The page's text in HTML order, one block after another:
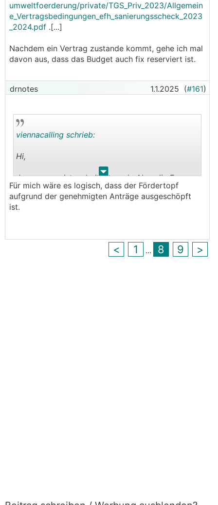
umweltfoerderung/private/TGS_Priv_2023/Allgemein
e_Vertragsbedingungen_efh_sanierungsscheck_2023
_2024.pdf .[...]
Nachdem ein Vertrag zustande kommt, gehe ich mal
davon aus, dass das Budget auch fix reserviert ist.
drnotes 1.1.2025 (#161)
. .
viennacalling schrieb:
Hi,
Ja genau so ist es bei uns auch. Aber die Frage
war ob durch die Einstellung der Förderung die
bereits genehmigten Projekte auch betroffen
sind. Hoffentlich nicht,
Für mich wäre es logisch, dass der Fördertopf
aufgrund der genehmigten Anträge ausgeschöpft
ist.
< 1 ... 8 9 >